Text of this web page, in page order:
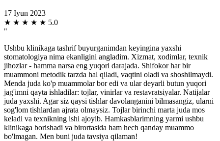
17 Iyun 2023
★ ★ ★ ★ ★ 5.0
"
Ushbu klinikaga tashrif buyurganimdan keyingina yaxshi
stomatologiya nima ekanligini angladim. Xizmat, xodimlar, texnik
jihozlar - hamma narsa eng yuqori darajada. Shifokor har bir
muammoni metodik tarzda hal qiladi, vaqtini oladi va shoshilmaydi.
Menda juda ko'p muammolar bor edi va ular deyarli butun yuqori
jag'imni qayta ishladilar: tojlar, vinirlar va restavratsiyalar. Natijalar
juda yaxshi. Agar siz qaysi tishlar davolanganini bilmasangiz, ularni
sog'lom tishlardan ajrata olmaysiz. Tojlar birinchi marta juda mos
keladi va texnikning ishi ajoyib. Hamkasblarimning yarmi ushbu
klinikaga borishadi va birortasida ham hech qanday muammo
bo'lmagan. Men buni juda tavsiya qilaman!